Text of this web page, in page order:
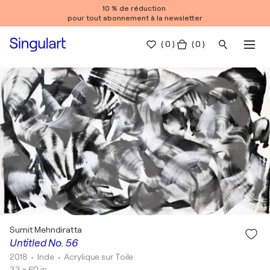
10 % de réduction
pour tout abonnement à la newsletter
(0 ) ( 0 )
Untitled No. 56
Sumit Mehndiratta
2018 • Inde •Acrylique sur Toile